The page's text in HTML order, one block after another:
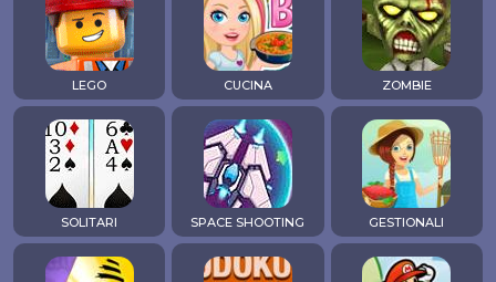
LEGO CUCINA ZOMBIE
SOLITARI SPACE SHOOTING GESTIONALI